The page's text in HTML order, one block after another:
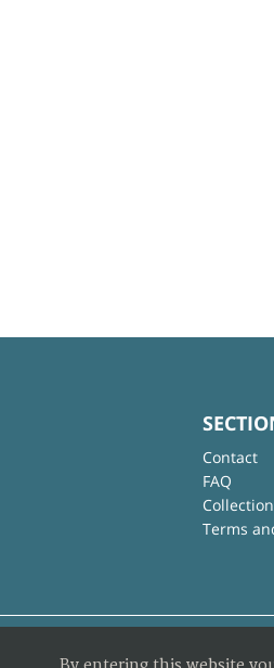
Contact
FAQ
Terms